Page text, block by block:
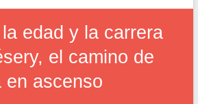
edad y la carrera
el camino de
en ascenso